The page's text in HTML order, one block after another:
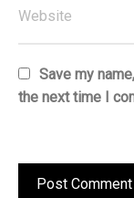
Save my
the next time I